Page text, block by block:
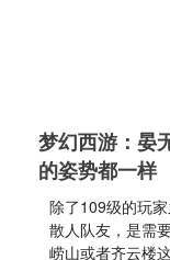
梦幻西游：晏
的姿势都一样
除了109级的玩
散人队友，是需
崂山或者齐云楼